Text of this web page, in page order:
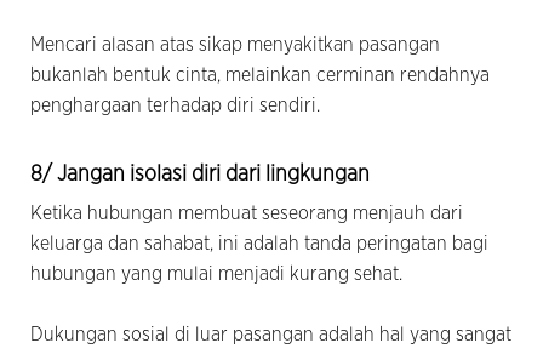
Mencari alasan atas sikap menyakitkan pasangan
bukanlah bentuk cinta, melainkan cerminan rendahnya
penghargaan terhadap diri sendiri.
8/ Jangan isolasi diri dari lingkungan
Ketika hubungan membuat seseorang menjauh dari
keluarga dan sahabat, ini adalah tanda peringatan bagi
hubungan yang mulai menjadi kurang sehat.
Dukungan sosial di luar pasangan adalah hal yang sangat